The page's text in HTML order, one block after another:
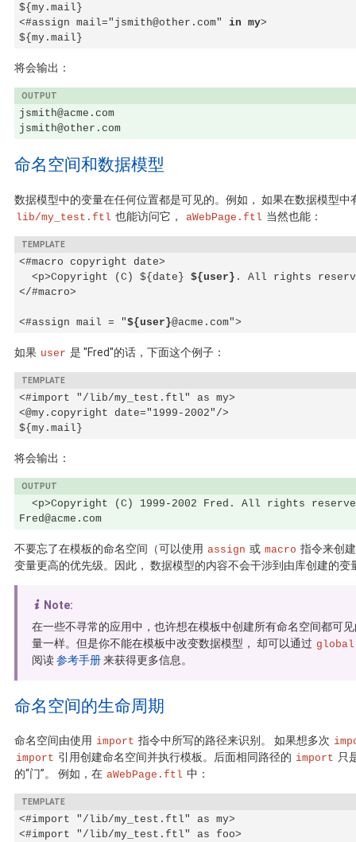
${my.mail}
<#assign mail="jsmith@other.com" in my>
${my.mail}
将会输出：
jsmith@acme.com
jsmith@other.com
命名空间和数据模型
数据模型中的变量在任何位置都是可见的。例如， 如果在数据模型中
lib/my_test.ftl 也能访问它， aWebPage.ftl 当然也能：
<#macro copyright date>
  <p>Copyright (C) ${date}
${user} . All rights
</#macro>
<#assign mail = "${user}@acme.com">
如果 user 是 ''Fred''的话，下面这个例子：
<#import "/lib/my_test.ftl" as my>
<@my.copyright date="1999-2002"/>
${my.mail}
将会输出：
<p>Copyright (C) 1999-2002 Fred. All rights
Fred@acme.com
不要忘了在模板的命名空间（可以使用 assign 或 macro 指令来创
变量更高的优先级。因此， 数据模型的内容不会干涉到由库创建的变
Note:
在一些不寻常的应用中，也许想在模板中创建所有命名空间都可
量一样。但是你不能在模板中改变数据模型， 却可以通过 global
阅读参考手册来获得更多信息。
命名空间的生命周期
命名空间由使用 import 指令中所写的路径来识别。 如果想多次
import 引用创建命名空间并执行模板。后面相同路径的 import 只
的“门”。 例如，在 aWebPage.ftl 中：
<#import "/lib/my_test.ftl" as my>
<#import "/lib/my_test.ftl" as foo>